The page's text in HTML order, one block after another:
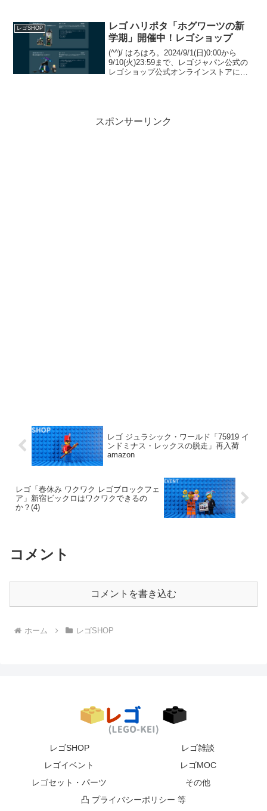
と、かな...
レゴSHOP
レゴ ハリポタ「ホグワーツの新
学期」開催中！レゴショップ
(^^)/ はろはろ。2024/9/1(日)0:00から
9/10(火)23:59まで、レゴジャパン公式の
レゴショップ公式オンラインストアにて
スポンサーリンク
レゴ ジュラシック・ワールド「75919 イ
ンドミナス・レックスの脱走」再入荷
amazon
レゴ「春休み ワクワク レゴブロックフェ
ア」新宿ビックロはワクワクできるの
か？(4)
コメント
コメントを書き込む
ホーム レゴSHOP
レゴSHOP
レゴ雑談
レゴイベント
レゴMOC
レゴセット・パーツ
その他
凸 プライバシーポリシー 等